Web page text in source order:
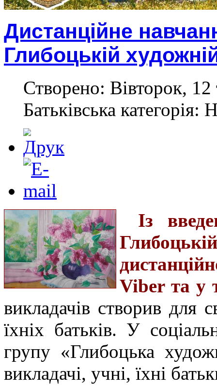
Дистанційне
Глибоцькій
Створено: Вівторок,
Батьківська категорія:
Із
Viber та у
викладачів створив для
їхніх батьків. У
групу «Глибоцька
викладачі, учні, їхні